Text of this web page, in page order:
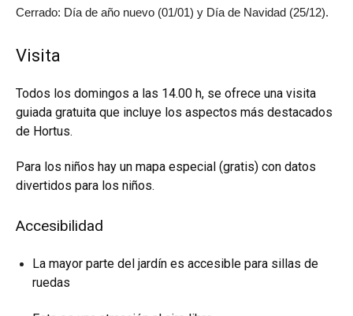
Cerrado: Día de año nuevo (01/01) y Día de Navidad (25/12).
Visita
Todos los domingos a las 14.00 h, se ofrece una visita
guiada gratuita que incluye los aspectos más destacados
de Hortus.
Para los niños hay un mapa especial (gratis) con datos
divertidos para los niños.
Accesibilidad
La mayor parte del jardín es accesible para sillas de
ruedas